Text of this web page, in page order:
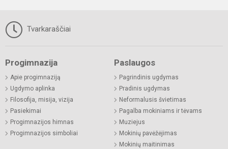
Tvarkaraščiai
Progimnazija
Apie progimnaziją
Ugdymo aplinka
Filosofija, misija, vizija
Pasiekimai
Progimnazijos himnas
Progimnazijos simboliai
Paslaugos
Pagrindinis ugdymas
Pradinis ugdymas
Neformalusis švietimas
Pagalba mokiniams ir tėvams
Muziejus
Mokinių pavėžėjimas
Mokinių maitinimas